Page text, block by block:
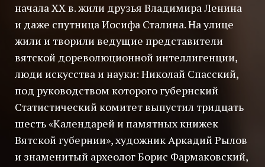
начала XX в. жили друзья Владимира Ленина
и даже спутница Иосифа Сталина. На улице
жили и творили ведущие представители
вятской дореволюционной интеллигенции,
люди искусства и науки: Николай Спасский,
под руководством которого губернский
Статистический комитет выпустил тридцать
шесть «Календарей и памятных книжек
Вятской губернии», художник Аркадий Рылов
и знаменитый археолог Борис Фармаковский,